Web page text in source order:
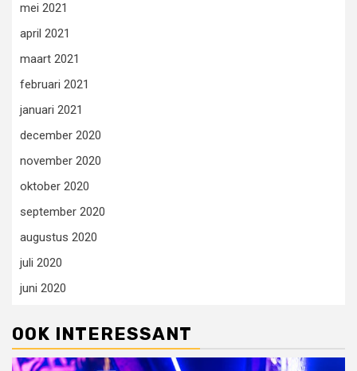
mei 2021
april 2021
maart 2021
februari 2021
januari 2021
december 2020
november 2020
oktober 2020
september 2020
augustus 2020
juli 2020
juni 2020
OOK INTERESSANT